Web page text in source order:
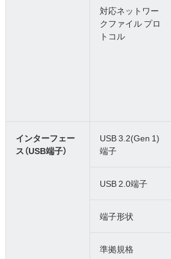
対応ネットワー
クファイル プロ
トコル
インターフェー
ス（USB端子）
USB 3.2(Gen 1)
端子
USB 2.0端子
端子形状
準拠規格